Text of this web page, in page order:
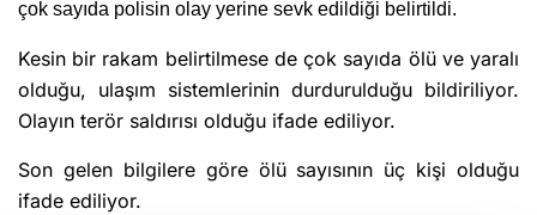
çok sayıda polisin olay yerine sevk edildiği belirtildi.
Kesin bir rakam belirtilmese de çok sayıda ölü ve yaralı
olduğu, ulaşım sistemlerinin durdurulduğu bildiriliyor.
Olayın terör saldırısı olduğu ifade ediliyor.
Son gelen bilgilere göre ölü sayısının üç kişi olduğu
ifade ediliyor.